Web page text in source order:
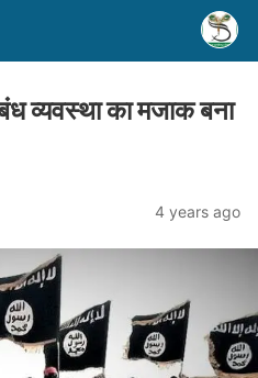
व्यवस्था का मजाक बना
4 years ago